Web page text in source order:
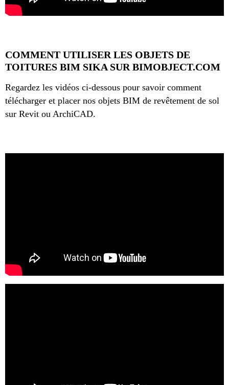
COMMENT UTILISER LES OBJETS DE
TOITURES BIM SIKA SUR BIMOBJECT.COM
Regardez les vidéos ci-dessous pour savoir comment
télécharger et placer nos objets BIM de revêtement de sol
sur Revit ou ArchiCAD.